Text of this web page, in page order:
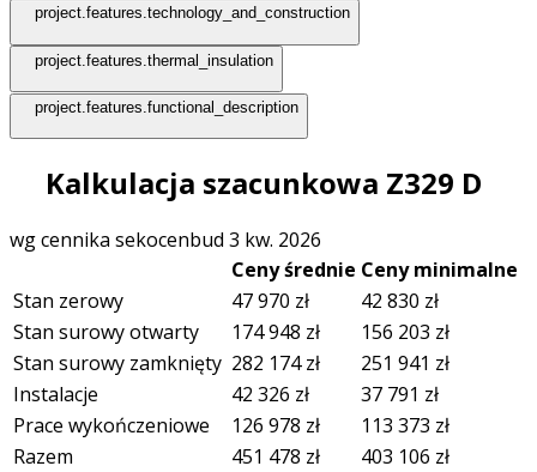
project.features.technology_and_construction
project.features.thermal_insulation
project.features.functional_description
Kalkulacja szacunkowa Z329 D
wg cennika sekocenbud 3 kw. 2026
Ceny średnie Ceny minimalne
Stan zerowy
47 970 zł 42 830 zł
Stan surowy otwarty
174 948 zł 156 203 zł
Stan surowy zamknięty 282 174zł 251 941 zł
Instalacje
42 326 zł 37 791 zł
Prace wykończeniowe
126 978 zł 113 373 zł
Razem
451 478 zł 403 106 zł